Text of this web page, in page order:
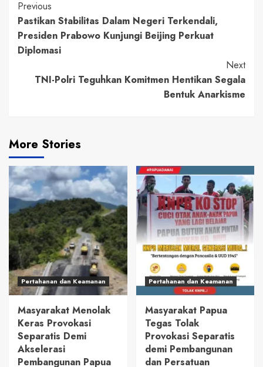
Continue
Reading
Previous
Pastikan Stabilitas Dalam Negeri Terkendali,
Presiden Prabowo Kunjungi Beijing Perkuat
Diplomasi
Next
TNI-Polri Teguhkan Komitmen Hentikan Segala
Bentuk Anarkisme
More Stories
Pertahanan dan Keamanan
Masyarakat Menolak
Keras Provokasi
Separatis Demi
Akselerasi
Pembangunan Papua
Pertahanan dan Keamanan
Masyarakat Papua
Tegas Tolak
Provokasi Separatis
demi Pembangunan
dan Persatuan